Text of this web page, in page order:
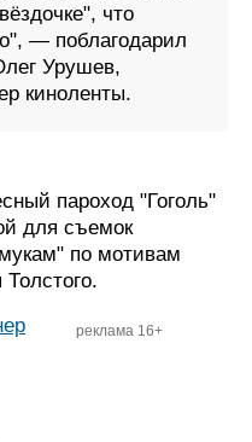
что
— поблагодарил
Урушев,
киноленты.
пароход "Гоголь"
для съемок
по мотивам
реклама 16+